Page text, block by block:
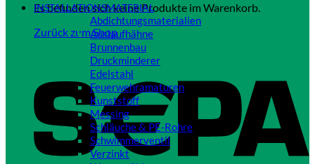
Es befinden sich keine Produkte im Warenkorb.
Zurück zum Shop
INSTALLATIONSMATERIAL
Abdichtungsmaterialien
Auslaufhähne
Brunnenbau
Druckminderer
Edelstahl
Feuerwehramaturen
Kunststoff
Messing
Schläuche & PE-Rohre
Schwimmerventil
Verzinkt